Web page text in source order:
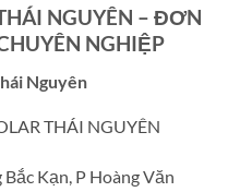
NGUYÊN – ĐƠN
NGHIỆP
Nguyên
THÁI NGUYÊN
Kạn, P Hoàng Văn